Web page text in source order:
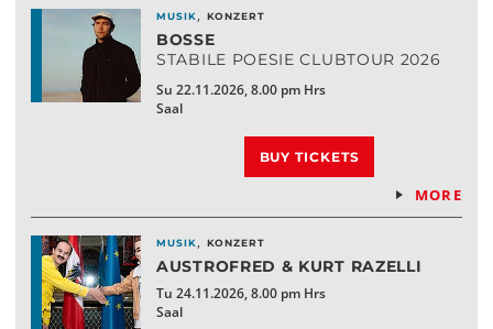
MUSIK, KONZERT
BOSSE
STABILE POESIE CLUBTOUR 2026
Su 22.11.2026, 8.00 pm Hrs
Saal
MORE
BUY TICKETS
MUSIK, KONZERT
AUSTROFRED & KURT RAZELLI
Tu 24.11.2026, 8.00 pm Hrs
Saal